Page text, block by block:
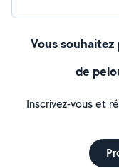
Vous
de
Inscrivez-vous et